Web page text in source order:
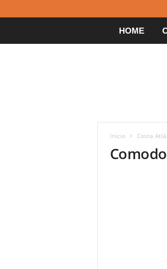
HOME
Inicio Costa